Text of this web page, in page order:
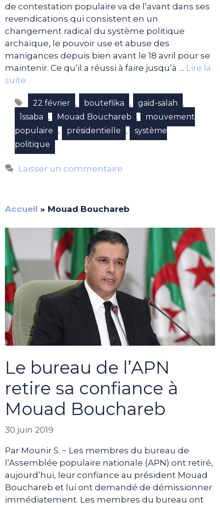
de contestation populaire va de l’avant dans ses
revendications qui consistent en un
changement radical du système politique
archaïque, le pouvoir use et abuse des
manigances depuis bien avant le 18 avril pour se
maintenir. Ce qu’il a réussi à faire jusqu’à … Lire la
suite
Étiquettes
22 février , bouteflika , gaid-salah ,
îssaba , Mouad Bouchareb ,
mouvement
populaire
, présidentielle ,
système
politique
Laisser un commentaire
Accueil » Mouad Bouchareb
Le bureau de l’APN
retire sa confiance à
Mouad Bouchareb
30 juin 2019
Par Mounir S. − Les membres du bureau de
l’Assemblée populaire nationale (APN) ont retiré,
aujourd’hui, leur confiance au président Mouad
Bouchareb et lui ont demandé de démissionner
immédiatement. Les membres du bureau ont